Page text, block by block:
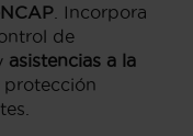
. Incorpora
de
asistencias a la
protección